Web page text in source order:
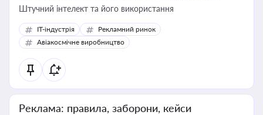
Штучний інтелект та його використання
IT-індустрія
Рекламний ринок
Авіакосмічне виробництво
Реклама: правила, заборони, кейси